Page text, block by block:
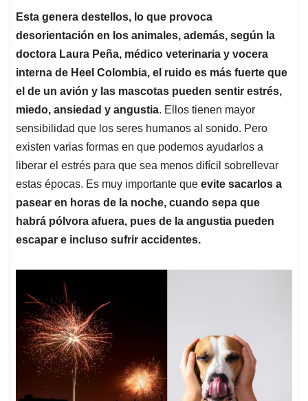
Esta genera destellos, lo que provoca
desorientación en los animales, además, según la
doctora Laura Peña, médico veterinaria y vocera
interna de Heel Colombia, el ruido es más fuerte que
el de un avión y las mascotas pueden sentir estrés,
miedo, ansiedad y angustia. Ellos tienen mayor
sensibilidad que los seres humanos al sonido. Pero
existen varias formas en que podemos ayudarlos a
liberar el estrés para que sea menos difícil sobrellevar
estas épocas. Es muy importante que evite sacarlos a
pasear en horas de la noche, cuando sepa que
habrá pólvora afuera, pues de la angustia pueden
escapar e incluso sufrir accidentes.